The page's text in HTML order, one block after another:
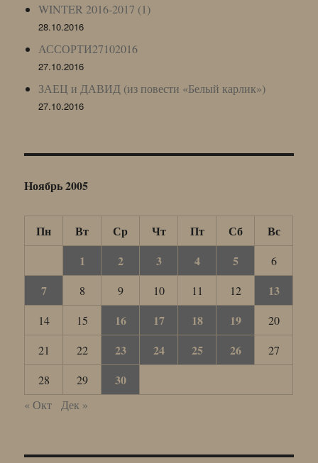
WINTER 2016-2017 (1)
28.10.2016
АССОРТИ27102016
27.10.2016
ЗАЕЦ и ДАВИД (из повести «Белый карлик»)
27.10.2016
Ноябрь 2005
Пн Вт Ср Чт Пт Сб
Вс
1
2 3 4 5 6
7 8 9 10 11 12 13
14 15 16 17 18 19
20
21
22 23 24 25 26
27
28
29 30
« Окт Дек »